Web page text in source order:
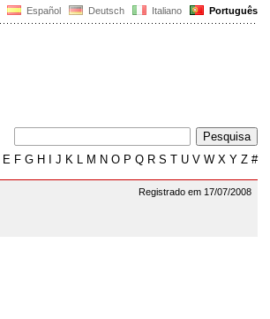
Español Deutsch Italiano Português
E F G H J K L M N O P Q R S T U V W X Y Z #
Registrado em 17/07/2008